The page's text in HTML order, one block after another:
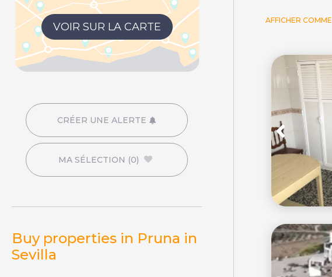
VOIR SUR LA CARTE
CRÉER UNE ALERTE
MA SÉLECTION (0)
Buy properties in Pruna in
Sevilla
AFFICHER COMME